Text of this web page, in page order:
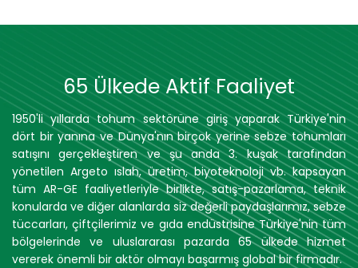
65 Ülkede Aktif Faaliyet
1950'li yıllarda tohum sektörüne giriş yaparak Türkiye'nin
dört bir yanına ve Dünya'nın birçok yerine sebze tohumları
satışını gerçekleştiren ve şu anda 3. kuşak tarafından
yönetilen Argeto ıslah, üretim, biyoteknoloji vb. kapsayan
tüm AR-GE faaliyetleriyle birlikte, satış-pazarlama, teknik
konularda ve diğer alanlarda siz değerli paydaşlarımız, sebze
tüccarları, çiftçilerimiz ve gıda endüstrisine Türkiye'nin tüm
bölgelerinde ve uluslararası pazarda 65 ülkede hizmet
vererek önemli bir aktör olmayı başarmış global bir firmadır.